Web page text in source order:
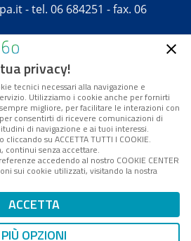
- tel. 06 684251 - fax. 06
telematica iscritta
stampa del Tribunale di Roma -
2008 - Direttore resp. Michela
Stentella
soggetta a Direzione e
di Digital360 S.p.A. - FPA s.r.l.
per il sistema di management
n. 10693191008 - R.E.A. Roma
ISP AWS
Mappa del sito
privacy!
tecnici necessari alla navigazione e
Utilizziamo i cookie anche per fornirti
migliore, per facilitare le interazioni con
consentirti di ricevere comunicazioni di
di navigazione e ai tuoi interessi.
su ACCETTA TUTTI I COOKIE.
continui senza accettare.
accedendo al nostro COOKIE CENTER
sui cookie utilizzati, visitando la nostra
ACCETTA
PIÙ OPZIONI